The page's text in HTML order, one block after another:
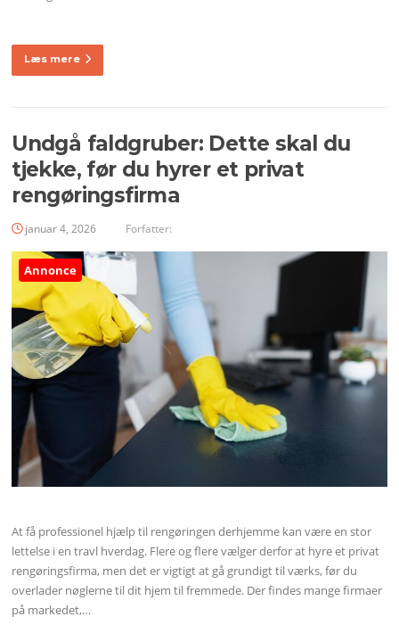
Læs mere
Undgå faldgruber: Dette skal du
tjekke, før du hyrer et privat
rengøringsfirma
januar 4, 2026 Forfatter:
Annonce
At få professionel hjælp til rengøringen derhjemme kan være en stor
lettelse i en travl hverdag. Flere og flere vælger derfor at hyre et privat
rengøringsfirma, men det er vigtigt at gå grundigt til værks, før du
overlader nøglerne til dit hjem til fremmede. Der findes mange firmaer
på markedet,…